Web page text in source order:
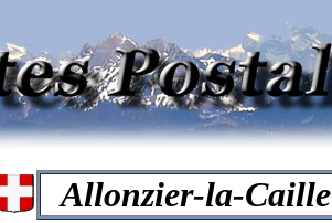
Allonzier-la-Caille